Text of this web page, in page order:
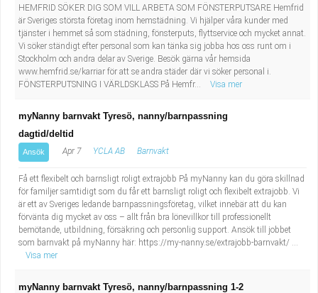
HEMFRID SÖKER DIG SOM VILL ARBETA SOM FÖNSTERPUTSARE Hemfrid
är Sveriges största företag inom hemstädning. Vi hjälper våra kunder med
tjänster i hemmet så som städning, fönsterputs, flyttservice och mycket annat.
Vi söker ständigt efter personal som kan tänka sig jobba hos oss runt om i
Stockholm och andra delar av Sverige. Besök gärna vår hemsida
www.hemfrid.se/karriar för att se andra städer där vi söker personal i.
FÖNSTERPUTSNING I VÄRLDSKLASS På Hemfr...
Visa mer
myNanny barnvakt Tyresö, nanny/barnpassning
dagtid/deltid
Ansök Apr 7 YCLA AB Barnvakt
Få ett flexibelt och barnsligt roligt extrajobb På myNanny kan du göra skillnad
för familjer samtidigt som du får ett barnsligt roligt och flexibelt extrajobb. Vi
är ett av Sveriges ledande barnpassningsföretag, vilket innebär att du kan
förvänta dig mycket av oss – allt från bra lönevillkor till professionellt
bemötande, utbildning, försäkring och personlig support. Ansök till jobbet
som barnvakt på myNanny här: https://my-nanny.se/extrajobb-barnvakt/ ...
Visa mer
myNanny barnvakt Tyresö, nanny/barnpassning 1-2